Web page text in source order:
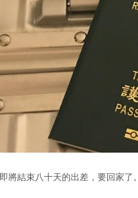
即將結束八十天的出差，要回家了。